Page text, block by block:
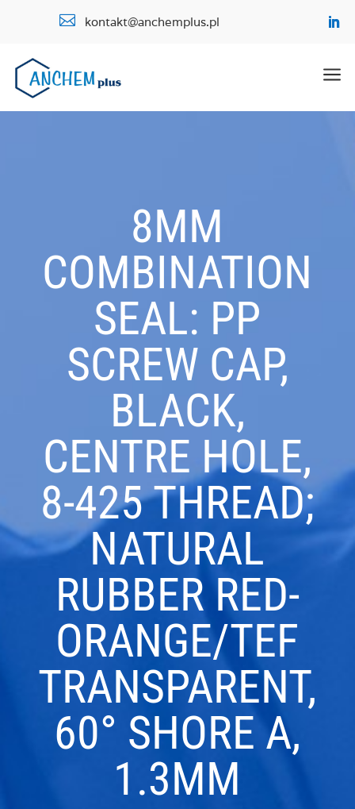
 kontakt@anchemplus.pl
a
8MM
COMBINATION
SEAL: PP
SCREW CAP,
BLACK,
CENTRE HOLE,
8-425 THREAD;
NATURAL
RUBBER RED-
ORANGE/TEF
TRANSPARENT,
60° SHORE A,
1.3MM